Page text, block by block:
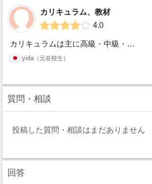
四川大
カリキュラム、教材
4.0
カリキュラムは主に高級・中級・初級の三つのクラスに分かれており、その中でさらに、高級４クラス、中級、初級三クラスずつと別れています。高級クラスに向かえば向...
yida 元在校生
質問・相談
投稿した質問・相談はまだありません
回答